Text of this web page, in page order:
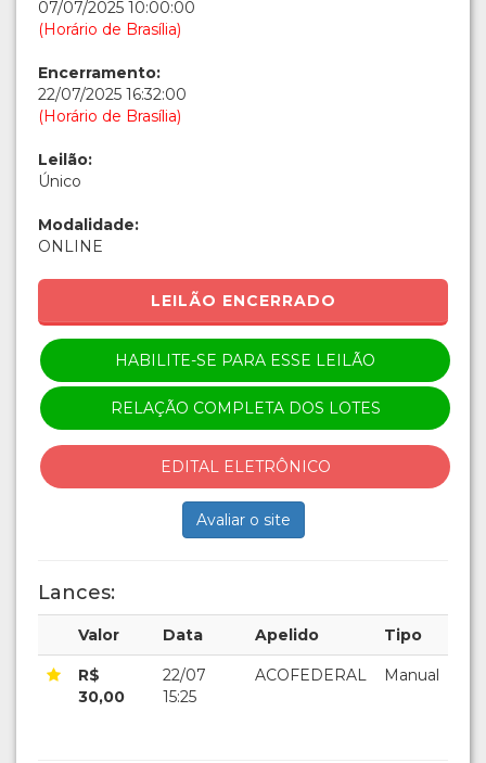
07/07/2025 10:00:00
(Horário de Brasília)
Encerramento:
22/07/2025 16:32:00
(Horário de Brasília)
Leilão:
Único
Modalidade:
ONLINE
LEILÃO ENCERRADO
HABILITE-SE PARA ESSE LEILÃO
RELAÇÃO COMPLETA DOS LOTES
EDITAL ELETRÔNICO
Avaliar o site
Lances:
Valor Data Apelido Tipo
R$
30,00
22/07
15:25
ACOFEDERAL Manual